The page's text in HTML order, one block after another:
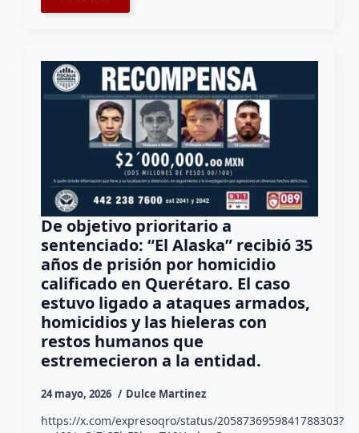
De objetivo prioritario a
sentenciado: “El Alaska” recibió 35
años de prisión por homicidio
calificado en Querétaro. El caso
estuvo ligado a ataques armados,
homicidios y las hieleras con
restos humanos que
estremecieron a la entidad.
24 mayo, 2026 Dulce Martinez
https://x.com/expresoqro/status/2058736959841788303?